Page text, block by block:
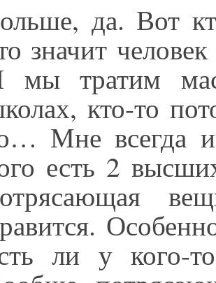
да. Вот
значит
мы тратим
кто-то
Мне всегда
есть 2
ли у кого-